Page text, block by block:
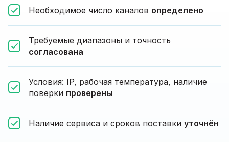
Необходимое число каналов определено
Требуемые диапазоны и точность
согласована
Условия: IP, рабочая температура, наличие
поверки проверены
Наличие сервиса и сроков поставки уточнён